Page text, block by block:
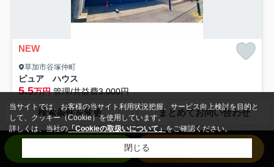
NEW
草加市谷塚仲町
ピュア ハウス
5.5万円管理/共益費3,000円
1階 / 24.80㎡ / 1K /築19年
東武伊勢崎線「竹ノ塚」駅 徒歩22分
バス・トイレ別 室内洗濯機置場 エアコン
バルコニー
検索条件を変更 まとめてお問い合わせ
当サイトでは、お客様の当サイト利用状況把握、サービス向上検討を目的と
して、クッキー（Cookie）を使用しています。
詳しくは、当社の「Cookieの取扱いについて」をご確認ください。
閉じる